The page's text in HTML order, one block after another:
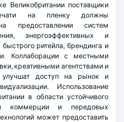
Великобритании поставщики
на пленку должны
предоставлении систем
энергоэффективных и
ритейла, брендинга и
Коллаборации с местными
креативными агентствами и
доступ на рынок и
Использование
в области устойчивого
коммерции и передовых
может предоставить